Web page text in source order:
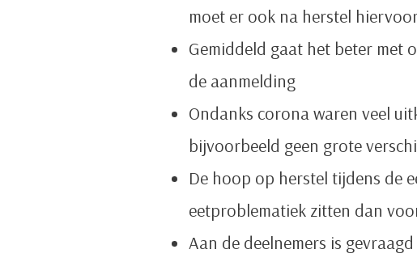
moet er ook na herstel
Gemiddeld gaat het beter met
de aanmelding
Ondanks corona waren veel
bijvoorbeeld geen grote
De hoop op herstel tijdens de
eetproblematiek zitten dan
Aan de deelnemers is